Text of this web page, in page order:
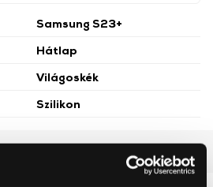
Samsung S23+
Hátlap
Világoskék
Szilikon